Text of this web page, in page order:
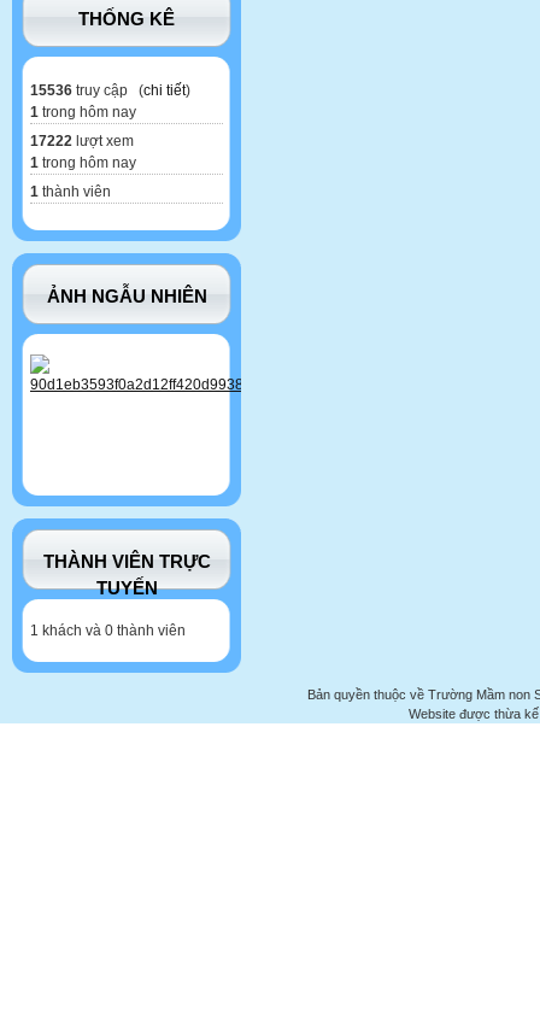
THỐNG KÊ
15536 truy cập (chi tiết)
1 trong hôm nay
17222 lượt xem
1 trong hôm nay
1 thành viên
ẢNH NGẪU NHIÊN
THÀNH VIÊN TRỰC
TUYẾN
1 khách và 0 thành viên
Bản quyền thuộc về Trường Mầm non
Website được thừa